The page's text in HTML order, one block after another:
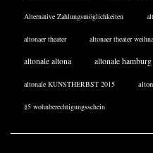
Alternative Zahlungsmöglichkeiten
altonaer theater altonaer theater
altonale altona altonale hamburg
altonale KUNSTHERBST 2015
§5 wohnberechtigungsschein